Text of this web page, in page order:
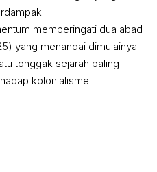
memperingati dua abad
yang menandai dimulainya
tonggak sejarah paling
kolonialisme.